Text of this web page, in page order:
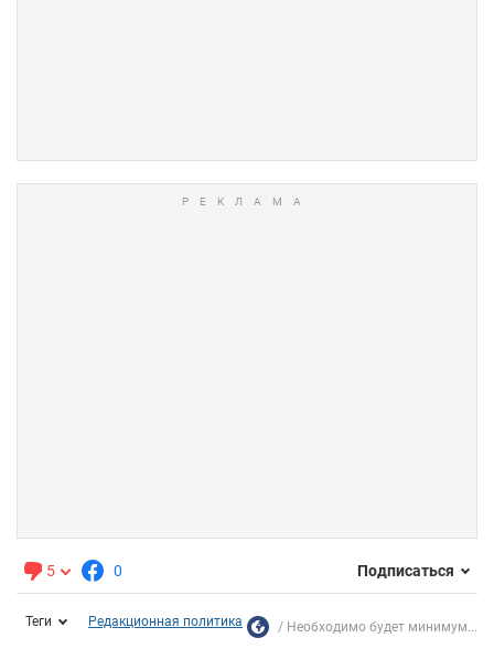
5 0 Подписаться
Теги Редакционная политика Необходимо будет минимум...